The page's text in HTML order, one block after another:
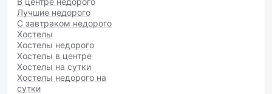
Лучшие недорого
С завтраком недорого
Хостелы
Хостелы недорого
Хостелы в центре
Хостелы на сутки
Хостелы недорого на
сутки